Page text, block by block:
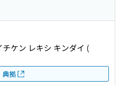
チケン レキシ キンダイ (
典拠